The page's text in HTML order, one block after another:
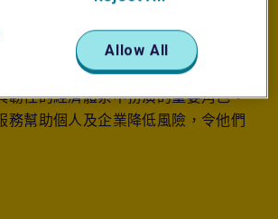
抱今天，並自信地追求明天。作為全
意外保險公司之一，利寶互助保險公
韌性的經濟體系中扮演的重要角色。
務幫助個人及企業降低風險，令他們
Allow All